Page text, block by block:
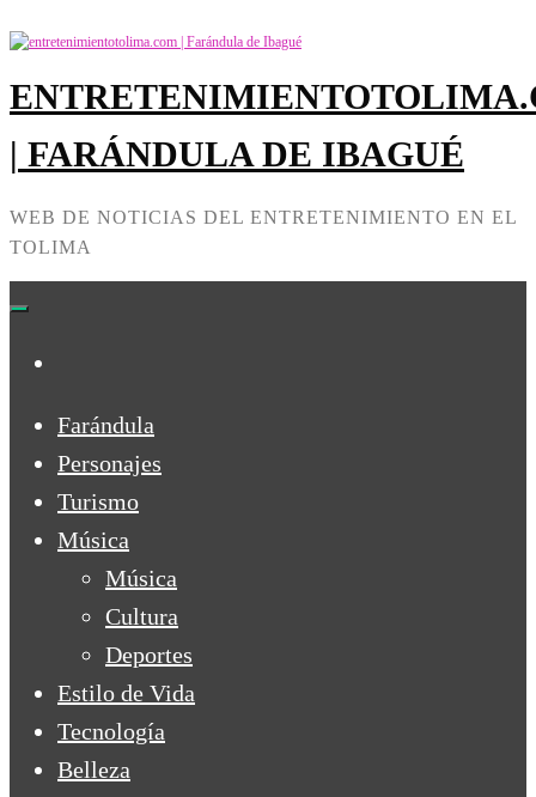
to
content
| FARÁNDULA DE IBAGUÉ
WEB DE NOTICIAS DEL ENTRETENIMIENTO EN EL
TOLIMA
Farándula
Personajes
Turismo
Música
Música
Cultura
Deportes
Estilo de Vida
Tecnología
Belleza